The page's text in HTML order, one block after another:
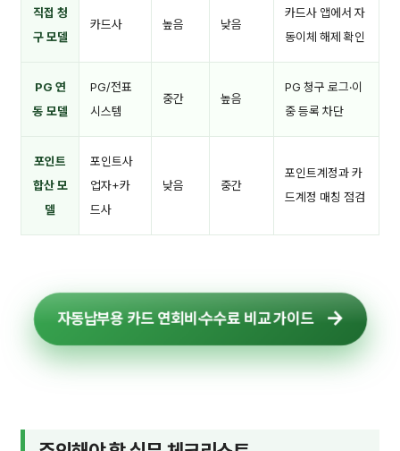
직접 청
구 모델
카드사 높음 낮음
카드사 앱에서 자
동이체 해제 확인
PG 연
동 모델
PG/전표
시스템
중간 높음
PG 청구 로그·이
중 등록 차단
포인트
합산 모
델
포인트사
업자+카
드사
낮음 중간
포인트계정과 카
드계정 매칭 점검
자동납부용 카드 연회비·수수료 비교 가이드